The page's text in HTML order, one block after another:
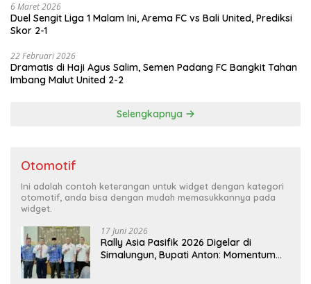
6 Maret 2026
Duel Sengit Liga 1 Malam Ini, Arema FC vs Bali United, Prediksi
Skor 2-1
22 Februari 2026
Dramatis di Haji Agus Salim, Semen Padang FC Bangkit Tahan
Imbang Malut United 2-2
Selengkapnya
Otomotif
Ini adalah contoh keterangan untuk widget dengan kategori
otomotif, anda bisa dengan mudah memasukkannya pada
widget.
17 Juni 2026
Rally Asia Pasifik 2026 Digelar di
Simalungun, Bupati Anton: Momentum